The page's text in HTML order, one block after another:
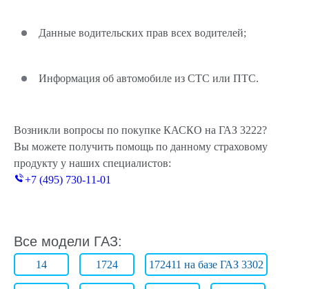
Данные водительских прав всех водителей;
Информация об автомобиле из СТС или ПТС.
Возникли вопросы по покупке КАСКО на ГАЗ 3222?
Вы можете получить помощь по данному страховому
продукту у наших специалистов:
+7 (495) 730-11-01
Все модели ГАЗ:
14 1724 172411 на базе ГАЗ 3302